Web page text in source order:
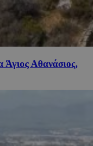
Άγιος Αθανάσιος,